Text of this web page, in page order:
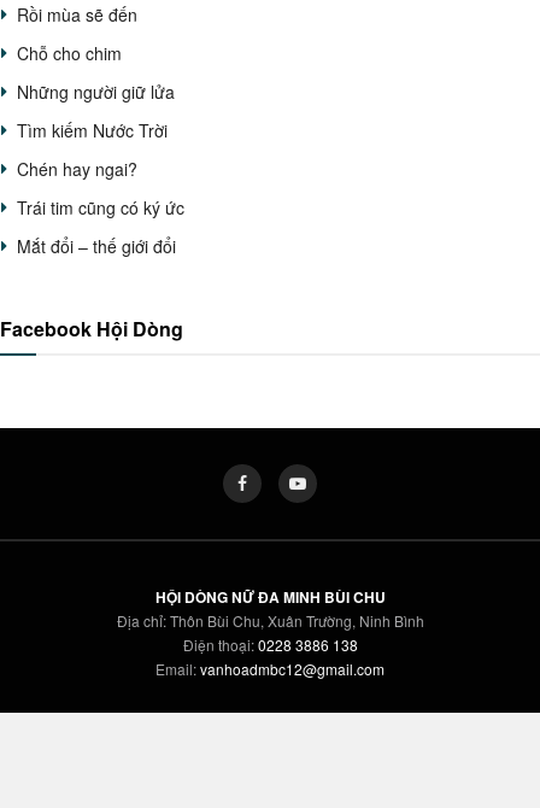
Rồi mùa sẽ đến
Chỗ cho chim
Những người giữ lửa
Tìm kiếm Nước Trời
Chén hay ngai?
Trái tim cũng có ký ức
Mắt đổi – thế giới đổi
Facebook Hội Dòng
HỘI DÒNG NỮ ĐA MINH BÙI CHU
Địa chỉ: Thôn Bùi Chu, Xuân Trường, Ninh Bình
Điện thoại:0228 3886 138
Email:vanhoadmbc12@gmail.com